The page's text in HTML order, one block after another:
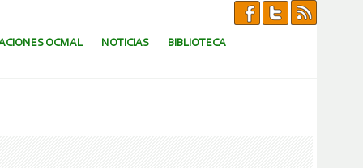
OCMAL NOTICIAS BIBLIOTECA